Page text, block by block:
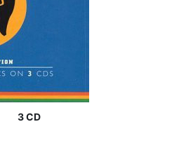
3 CD